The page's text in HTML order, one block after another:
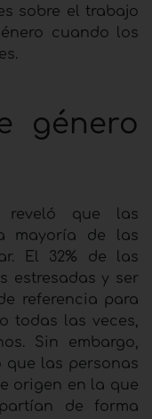
sobre el trabajo
cuando los
género
reveló que las
mayoría de las
El 32% de las
estresadas y ser
referencia para
todas las veces,
Sin embargo,
que las personas
origen en la que
de forma